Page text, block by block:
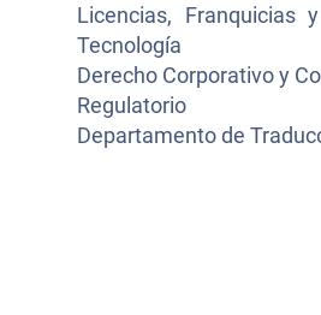
Licencias, Franquicias
Tecnología
Derecho Corporativo y
Regulatorio
Departamento de